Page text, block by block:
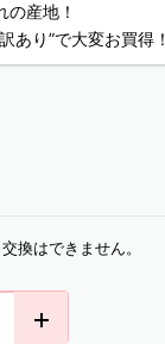
の産地！
あり”で大変お買得！
換はできません。